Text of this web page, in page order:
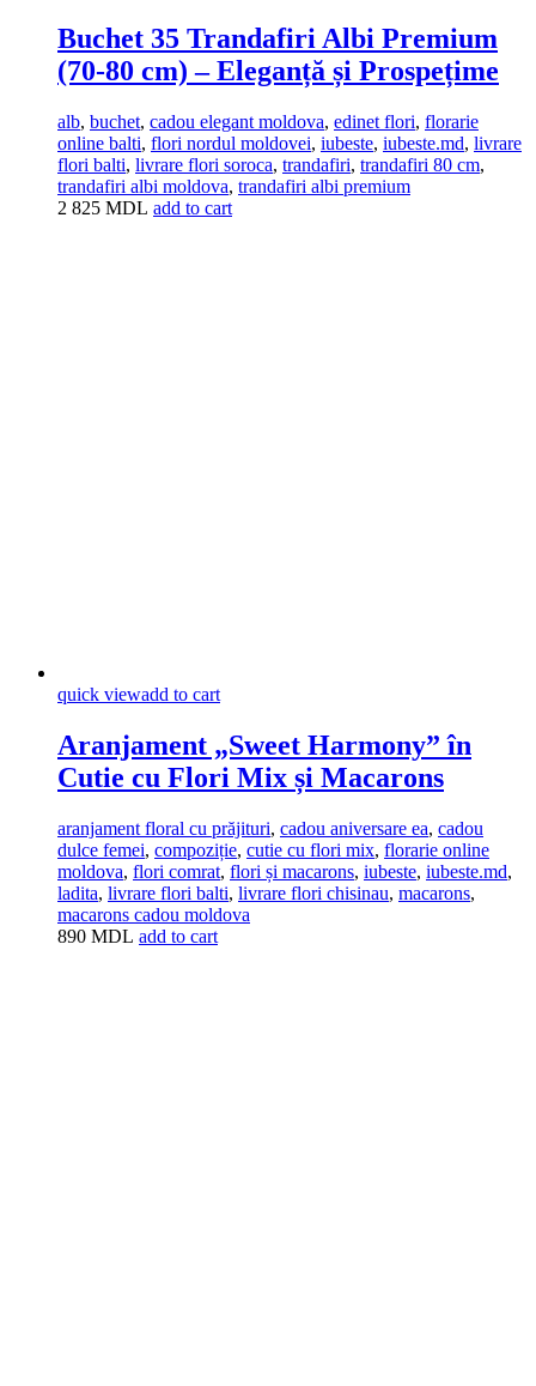
Buchet 35 Trandafiri Albi Premium
(70-80 cm) – Eleganță și Prospețime
alb, buchet, cadou elegant moldova, edinet flori, florarie
online balti, flori nordul moldovei, iubeste, iubeste.md, livrare
flori balti, livrare flori soroca, trandafiri, trandafiri 80 cm,
trandafiri albi moldova, trandafiri albi premium
2 825 MDL add to cart
quick viewadd to cart
Aranjament „Sweet Harmony” în
Cutie cu Flori Mix și Macarons
aranjament floral cu prăjituri, cadou aniversare ea, cadou
dulce femei, compoziție, cutie cu flori mix, florarie online
moldova, flori comrat, flori și macarons, iubeste, iubeste.md,
ladita, livrare flori balti, livrare flori chisinau, macarons,
macarons cadou moldova
890 MDL add to cart